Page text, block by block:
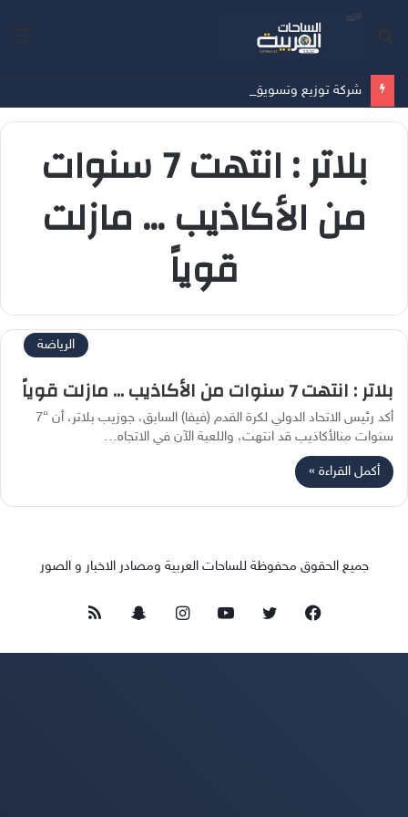
بلاتر : انتهت 7 سنوات
من الأكاذيب … مازلت
قوياً
الرياضة
بلاتر : انتهت 7 سنوات من الأكاذيب … مازلت قوياً
أكد رئيس الاتحاد الدولي لكرة القدم (فيفا) السابق، جوزيب بلاتر، أن “7
سنوات منالأكاذيب قد انتهت، واللعبة الآن في الاتجاه…
أكمل القراءة »
جميع الحقوق محفوظة للساحات العربية ومصادر الاخبار و الصور
فيسبوك تويتر يوتيوبانستقرامسناب
تشات
ملخص
الموقع